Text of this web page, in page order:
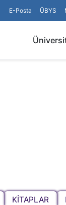
E-Posta ÜBYS
KİTAPLAR